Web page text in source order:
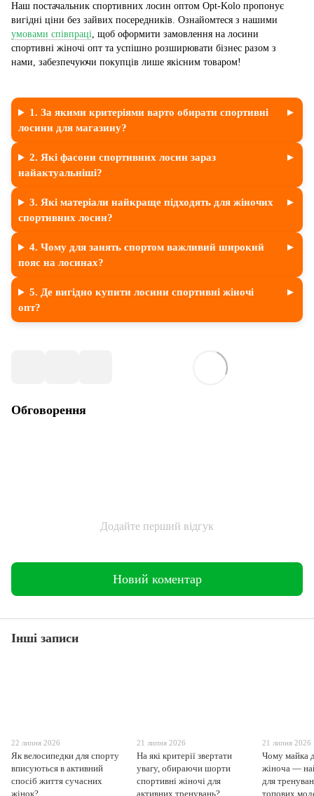
Наш постачальник спортивних лосин оптом Opt-Kolo пропонує
вигідні ціни без зайвих посередників. Ознайомтеся з нашими
умовами співпраці, щоб оформити замовлення на лосини
спортивні жіночі опт та успішно розширювати бізнес разом з
нами, забезпечуючи покупців лише якісним товаром!
1. За якими критеріями варто обирати спортивні
лосини для магазину?
2. Які фасони спортивних лосин зараз
найактуальніші?
3. Які матеріали найкраще підходять для жіночих
спортивних лосин?
4. Чому для занять спортом важливий широкий
пояс на лосинах?
5. Де вигідно купити лосини спортивні жіночі
опт?
Обговорення
Додайте перший відгук
Новий коментар
Інші записи
22 липня 2026
Як велосипедки для спорту
вписуються в активний
спосіб життя сучасних
жінок?
21 липня 2026
На які критерії звертати
увагу, обираючи шорти
спортивні жіночі для
активних тренувань?
21 липня 2026
Чому майка
жіноча —
для
топових